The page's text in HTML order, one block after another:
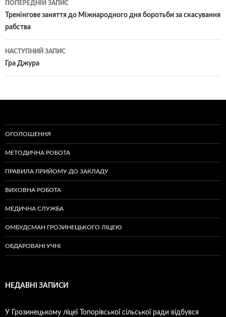
по
записам
ПОПЕРЕДНІЙ ЗАПИС
Тренінгове заняття до Міжнародного дня боротьби за скасування
рабства
НАСТУПНИЙ ЗАПИС
Гра Джура
ОГОЛОШЕННЯ
МЕТОДИЧНА РОБОТА
ПРАВИЛА ПРИЙОМУ ДО ЗАКЛАДУ
ВИХОВНА РОБОТА
МЕДИЧНА СЛУЖБА
ОМБУДСМАН ГРОЗИНЕЦЬКОГО ЛІЦЕЮ
ОБДАРОВАНІ УЧНІ
НЕДАВНІ ЗАПИСИ
У Грозинецькому ліцеї Топорівської сільської ради відбувся